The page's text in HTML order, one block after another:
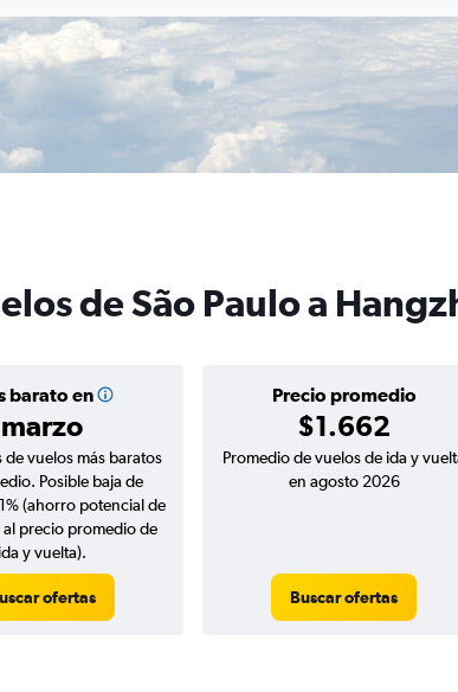
de São Paulo a
barato en
marzo
Precio promedio
$1.662
de vuelos más baratos
Posible baja de
(ahorro potencial de
precio promedio de
ida y vuelta).
ofertas
Promedio de vuelos de ida y
en agosto 2026
Buscar ofertas